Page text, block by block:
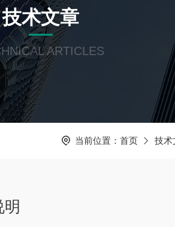
技术文章
ARTICLES
当前位置： 首页 技术